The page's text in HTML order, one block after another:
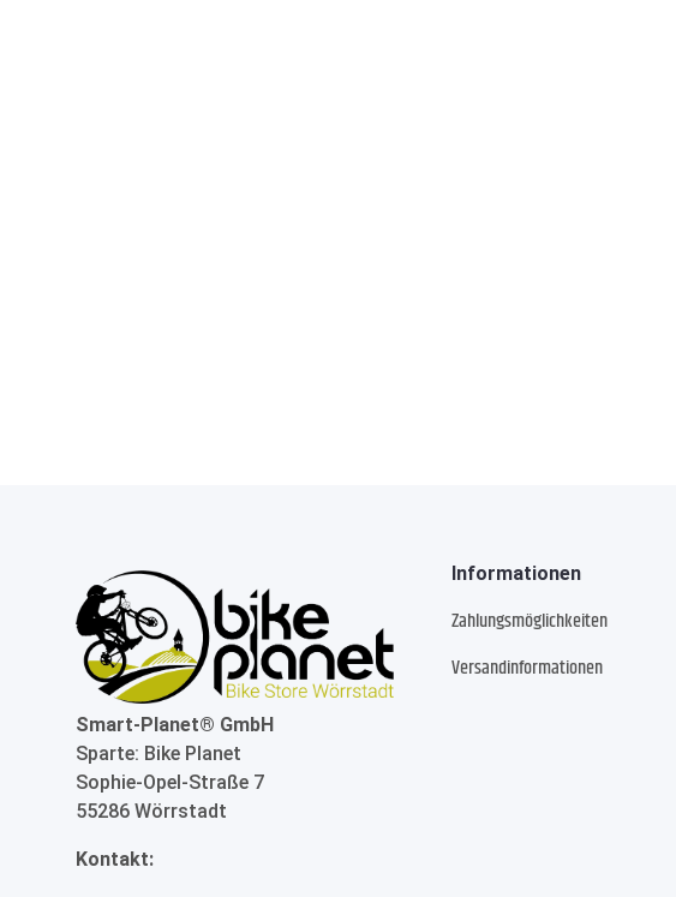
Smart-Planet® GmbH
Sparte: Bike Planet
Sophie-Opel-Straße 7
55286 Wörrstadt
Kontakt:
Informationen
Zahlungsmöglichkeiten
Versandinformationen